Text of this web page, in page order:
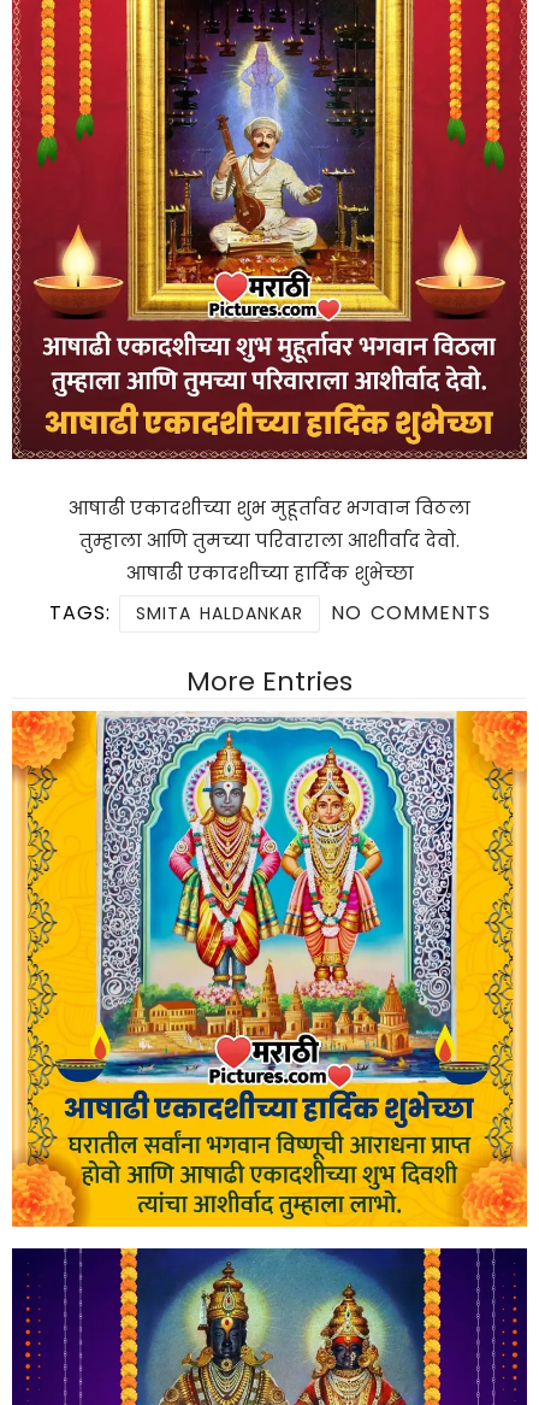
आषाढी एकादशीच्या शुभ मुहूर्तावर भगवान विठला
तुम्हाला आणि तुमच्या परिवाराला आशीर्वाद देवो.
आषाढी एकादशीच्या हार्दिक शुभेच्छा
TAGS: SMITA HALDANKAR NO COMMENTS
More Entries